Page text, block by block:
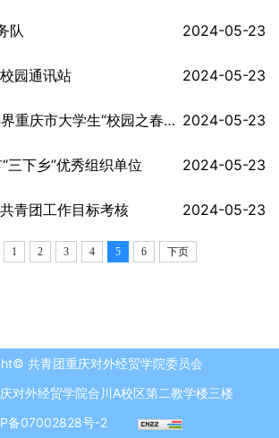
队 2024-05-23
园通讯站 2024-05-23
“移动4G”第34界重庆市大学生“校园之春”文化艺术体育活动 2024-05-23
三下乡”优秀组织单位 2024-05-23
青团工作目标考核 2024-05-23
1 2 3 4 5 6 下页
共青团重庆对外经贸学院委员会
对外经贸学院合川A校区第二教学楼三楼
备07002828号-2